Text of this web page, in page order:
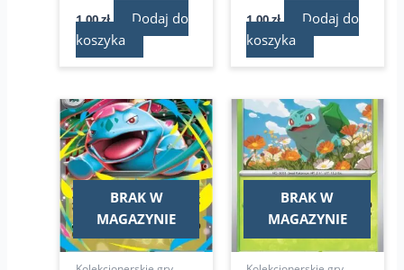
1,00zł
Dodaj do
koszyka
1,00zł
Dodaj do
koszyka
BRAK W
MAGAZYNIE
BRAK W
MAGAZYNIE